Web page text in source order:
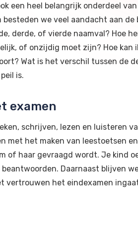
een heel belangrijk onderdeel
we veel aandacht aan de
derde, of vierde naamval? Hoe
of onzijdig moet zijn? Hoe kan
Wat is het verschil tussen de
is.
examen
schrijven, lezen en luisteren
het maken van leestoetsen
of haar gevraagd wordt. Je kind
Daarnaast blijven
vertrouwen het eindexamen